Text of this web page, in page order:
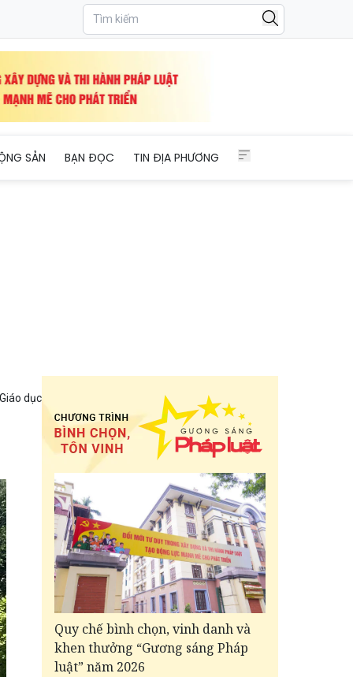
SẢN BẠN ĐỌC TIN ĐỊA PHƯƠNG
dục
Quy chế bình chọn, vinh danh và
khen thưởng “Gương sáng Pháp
luật” năm 2026